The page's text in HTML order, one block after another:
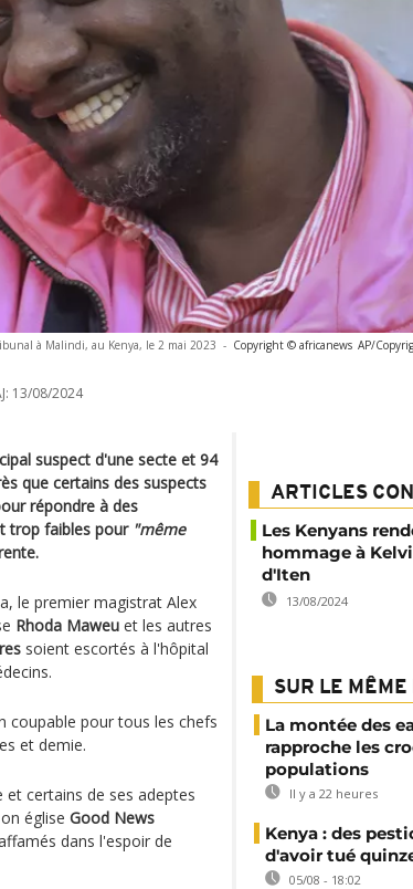
à Malindi, au Kenya, le 2 mai 2023 - Copyright © africanews AP/
13/08/2024
suspect d'une secte et 94
que certains des suspects
répondre à des
trop faibles pour "même
le premier magistrat Alex
Rhoda Maweu et les autres
soient escortés à l'hôpital
coupable pour tous les chefs
et demie.
et certains de ses adeptes
église Good News
dans l'espoir de
ARTICLES
Les Kenyans
hommage à
d'Iten
13/08/2024
SUR LE MÊME
La montée des
rapproche les
populations
Il y a 22 heures
Kenya : des
d'avoir tué
05/08 - 18:02